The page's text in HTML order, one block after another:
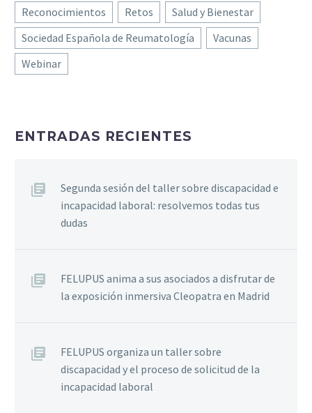
Reconocimientos
Retos
Salud y Bienestar
Sociedad Española de Reumatología
Vacunas
Webinar
ENTRADAS RECIENTES
Segunda sesión del taller sobre discapacidad e
incapacidad laboral: resolvemos todas tus
dudas
FELUPUS anima a sus asociados a disfrutar de
la exposición inmersiva Cleopatra en Madrid
FELUPUS organiza un taller sobre
discapacidad y el proceso de solicitud de la
incapacidad laboral